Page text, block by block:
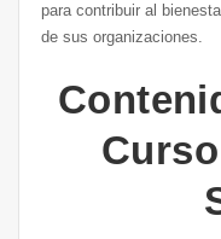
para contribuir al
de sus organizaciones.